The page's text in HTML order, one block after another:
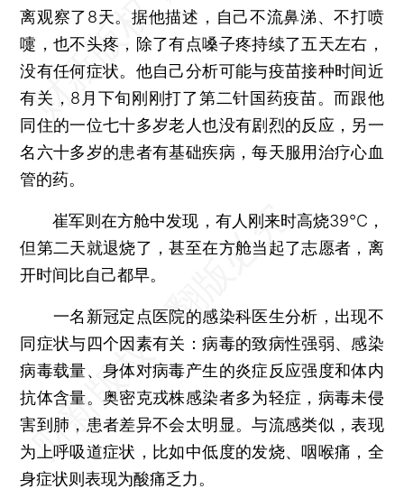
离观察了8天。据他描述，自己不流鼻涕、不打喷
嚏，也不头疼，除了有点嗓子疼持续了五天左右，
没有任何症状。他自己分析可能与疫苗接种时间近
有关，8月下旬刚刚打了第二针国药疫苗。而跟他
同住的一位七十多岁老人也没有剧烈的反应，另一
名六十多岁的患者有基础疾病，每天服用治疗心血
管的药。
崔军则在方舱中发现，有人刚来时高烧39℃，
但第二天就退烧了，甚至在方舱当起了志愿者，离
开时间比自己都早。
一名新冠定点医院的感染科医生分析，出现不
同症状与四个因素有关：病毒的致病性强弱、感染
病毒载量、身体对病毒产生的炎症反应强度和体内
抗体含量。奥密克戎株感染者多为轻症，病毒未侵
害到肺，患者差异不会太明显。与流感类似，表现
为上呼吸道症状，比如中低度的发烧、咽喉痛，全
身症状则表现为酸痛乏力。